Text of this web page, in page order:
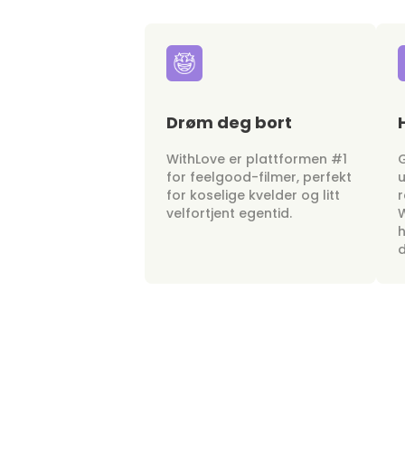
Drøm deg bort
WithLove er plattformen #1
for feelgood-filmer, perfekt
for koselige kvelder og litt
velfortjent egentid.